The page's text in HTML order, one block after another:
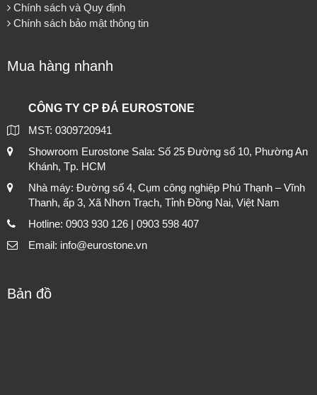
Chính sách và Quy định
Chính sách bảo mật thông tin
Mua hàng nhanh
CÔNG TY CP ĐÁ EUROSTONE
MST: 0309720941
Showroom Eurostone Sala: Số 25 Đường số 10, Phường An
Khánh, Tp. HCM
Nhà máy: Đường số 4, Cụm công nghiệp Phú Thạnh – Vĩnh
Thanh, ấp 3, Xã Nhơn Trạch, Tỉnh Đồng Nai, Việt Nam
Hotline: 0903 930 126 | 0903 598 407
Email: info@eurostone.vn
Bản đồ